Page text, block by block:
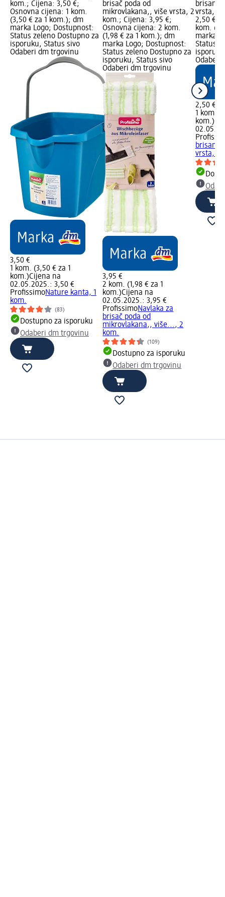
kom.; Cijena: 3,50 €;
Osnovna cijena: 1 kom.
(3,50 € za 1 kom.); dm
marka Logo; Dostupnost:
Status zeleno Dostupno za
isporuku, Status sivo
Odaberi dm trgovinu
3,50 €
1 kom. (3,50 € za 1
kom.)Cijena na
02.05.2025.: 3,50 €
ProfissimoNature kanta, 1
kom.
(83)
Dostupno za isporuku
Odaberi dm trgovinu
brisač poda od
mikrovlakana,, više vrsta, 2
kom.; Cijena: 3,95 €;
Osnovna cijena: 2 kom.
(1,98 € za 1 kom.); dm
marka Logo; Dostupnost:
Status zeleno Dostupno za
isporuku, Status sivo
Odaberi dm trgovinu
3,95 €
2 kom. (1,98 € za 1
kom.)Cijena na
02.05.2025.: 3,95 €
ProfissimoNavlaka za
brisač poda od
mikrovlakana,, više..., 2
kom.
(109)
Dostupno za isporuku
Odaberi dm trgovinu
brisanje
vrsta, 1
2,50 €;
kom.
marka
Status
Odaberi
2,50 €
1 kom.
kom.)
brisanje
vrsta, 1